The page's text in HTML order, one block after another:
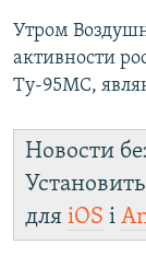
Утром
активности
Ту-95МС,
Новости
Установить
для iOS і